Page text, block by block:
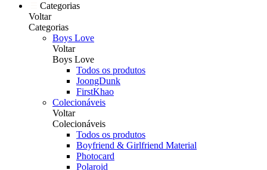
Categorias
Voltar
Categorias
Boys Love
Voltar
Boys Love
Todos os produtos
JoongDunk
FirstKhao
Colecionáveis
Voltar
Colecionáveis
Todos os produtos
Boyfriend & Girlfriend Material
Photocard
Polaroid